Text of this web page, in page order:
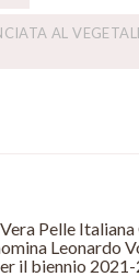
AL
Pelle
Leonardo
il biennio